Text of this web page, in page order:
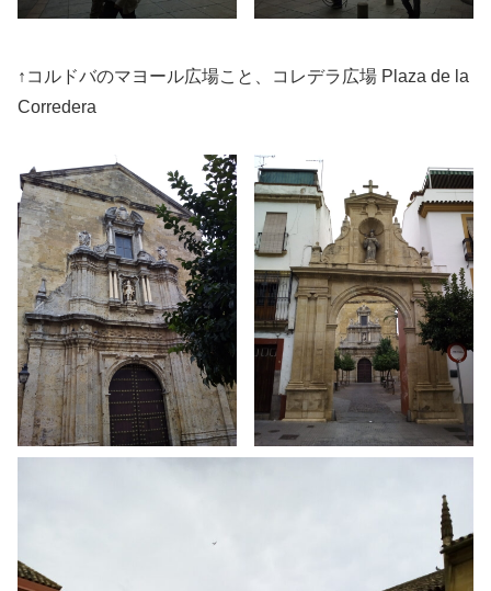
↑コルドバのマヨール広場こと、コレデラ広場 Plaza de la
Corredera